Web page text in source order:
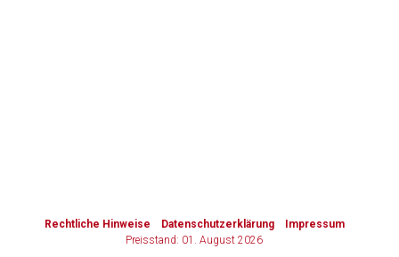
Rechtliche Hinweise Datenschutzerklärung
Impressum
Preisstand: 01. August 2026